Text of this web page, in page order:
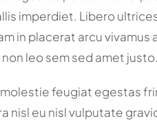
imperdiet. Libero
in placerat arcu vivamus
leo sem sed amet justo.
feugiat egestas
nisl eu nisl vulputate